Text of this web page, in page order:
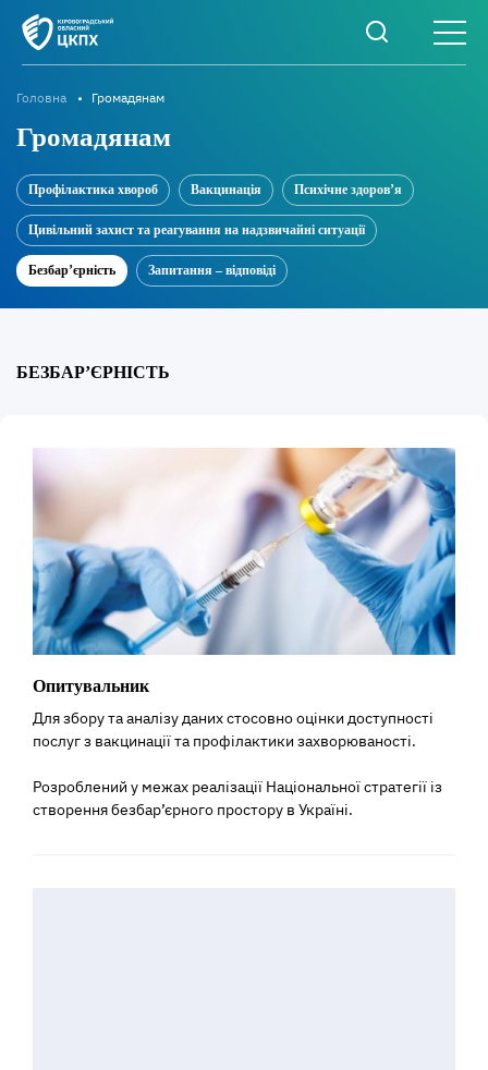
Головна Громадянам
Громадянам
Профілактика хвороб Вакцинація Психічне здоров’я
Цивільний захист та реагування на надзвичайні ситуації
Безбар’єрність Запитання – відповіді
БЕЗБАР’ЄРНІСТЬ
Опитувальник
Для збору та аналізу даних стосовно оцінки доступності
послуг з вакцинації та профілактики захворюваності.
Розроблений у межах реалізації Національної стратегії із
створення безбар’єрного простору в Україні.